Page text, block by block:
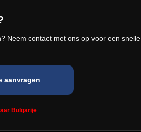
Neem contact met ons op voor een snelle
aanvragen
Bulgarije